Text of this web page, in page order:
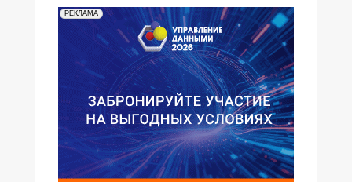
РЕКЛАМА